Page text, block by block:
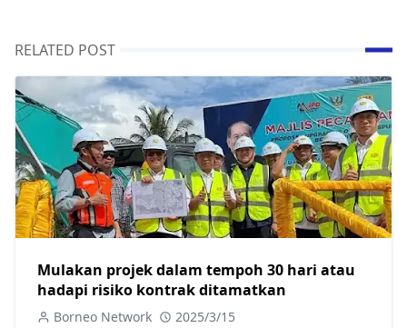
RELATED POST
Mulakan projek dalam tempoh 30 hari atau
hadapi risiko kontrak ditamatkan
Borneo Network 2025/3/15